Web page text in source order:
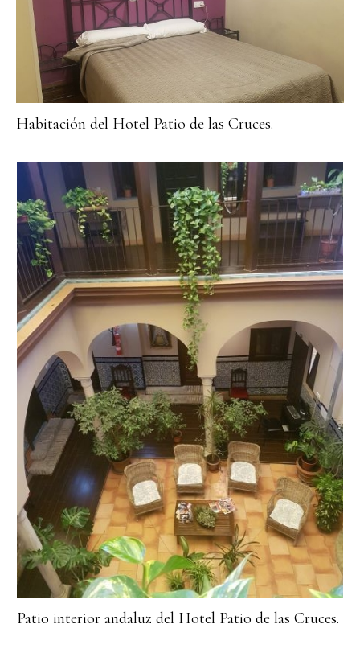
Habitación del Hotel Patio de las Cruces.
Patio interior andaluz del Hotel Patio de las Cruces.